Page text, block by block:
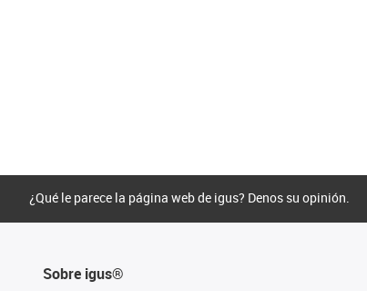
¿Qué le parece la página web de igus? Denos su opinión.
Sobre igus®